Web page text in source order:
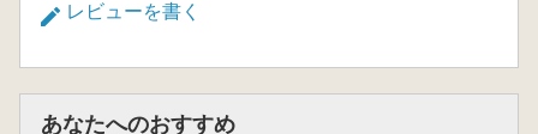
レビューを書く
あなたへのおすすめ